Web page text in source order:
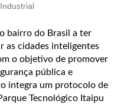
bairro do Brasil a ter
as cidades inteligentes
o objetivo de promover
pública e
integra um protocolo de
Tecnológico Itaipu